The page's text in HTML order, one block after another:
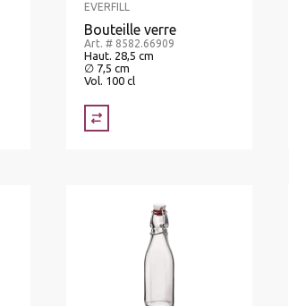
EVERFILL
Bouteille verre
Art. # 8582.66909
Haut. 28,5 cm
∅ 7,5 cm
Vol. 100 cl